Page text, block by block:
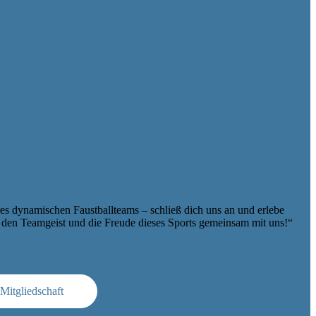
dynamischen Faustballteams – schließ dich uns an und erlebe
Teamgeist und die Freude dieses Sports gemeinsam mit uns!“